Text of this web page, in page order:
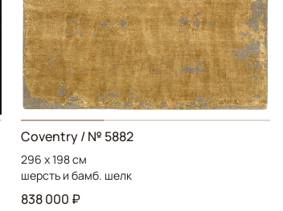
Coventry / № 5882
296 x 198 см
шерсть и бамб. шелк
838 000 ₽